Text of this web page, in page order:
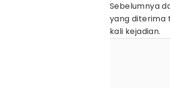
Sebelumnya
yang diterima
kali kejadian.